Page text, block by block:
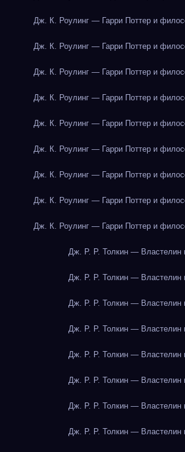
Дж. К. Роулинг — Гарри Поттер и
Дж. К. Роулинг — Гарри Поттер и
Дж. К. Роулинг — Гарри Поттер и
Дж. К. Роулинг — Гарри Поттер и
Дж. К. Роулинг — Гарри Поттер и
Дж. К. Роулинг — Гарри Поттер и
Дж. К. Роулинг — Гарри Поттер и
Дж. К. Роулинг — Гарри Поттер и
Дж. К. Роулинг — Гарри Поттер и
Дж. Р. Р. Толкин — Властелин
Дж. Р. Р. Толкин — Властелин
Дж. Р. Р. Толкин — Властелин
Дж. Р. Р. Толкин — Властелин
Дж. Р. Р. Толкин — Властелин
Дж. Р. Р. Толкин — Властелин
Дж. Р. Р. Толкин — Властелин
Дж. Р. Р. Толкин — Властелин